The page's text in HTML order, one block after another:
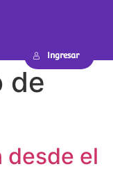
Ingresar
de
desde el